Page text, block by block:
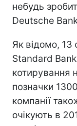
небудь
Deutsche
Як відомо, 13
Standard
котирування
позначки
компанії
очікують в